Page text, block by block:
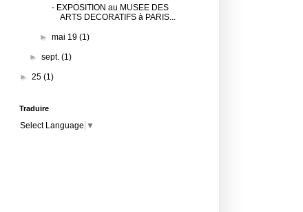
- EXPOSITION au MUSEE DES
ARTS DECORATIFS à PARIS...
► mai 19 (1)
►sept.(1)
► 25 (1)
Traduire
Select Language ▼